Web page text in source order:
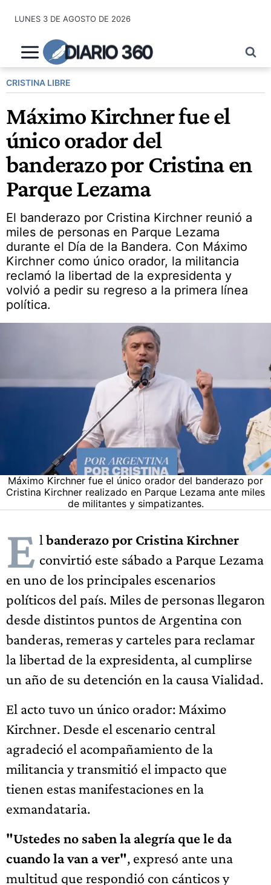
contenido
LUNES 3 DE AGOSTO DE 2026
DIARIO 360
CRISTINA LIBRE
Máximo Kirchner fue el
único orador del
banderazo por Cristina en
Parque Lezama
El banderazo por Cristina Kirchner reunió a
miles de personas en Parque Lezama
durante el Día de la Bandera. Con Máximo
Kirchner como único orador, la militancia
reclamó la libertad de la expresidenta y
volvió a pedir su regreso a la primera línea
política.
Máximo Kirchner fue el único orador del banderazo por
Cristina Kirchner realizado en Parque Lezama ante miles
de militantes y simpatizantes.
E l banderazo por Cristina Kirchner
convirtió este sábado a Parque Lezama
en uno de los principales escenarios
políticos del país. Miles de personas llegaron
desde distintos puntos de Argentina con
banderas, remeras y carteles para reclamar
la libertad de la expresidenta, al cumplirse
un año de su detención en la causa Vialidad.
El acto tuvo un único orador: Máximo
Kirchner. Desde el escenario central
agradeció el acompañamiento de la
militancia y transmitió el impacto que
tienen estas manifestaciones en la
exmandataria.
"Ustedes no saben la alegría que le da
cuando la van a ver", expresó ante una
multitud que respondió con cánticos y